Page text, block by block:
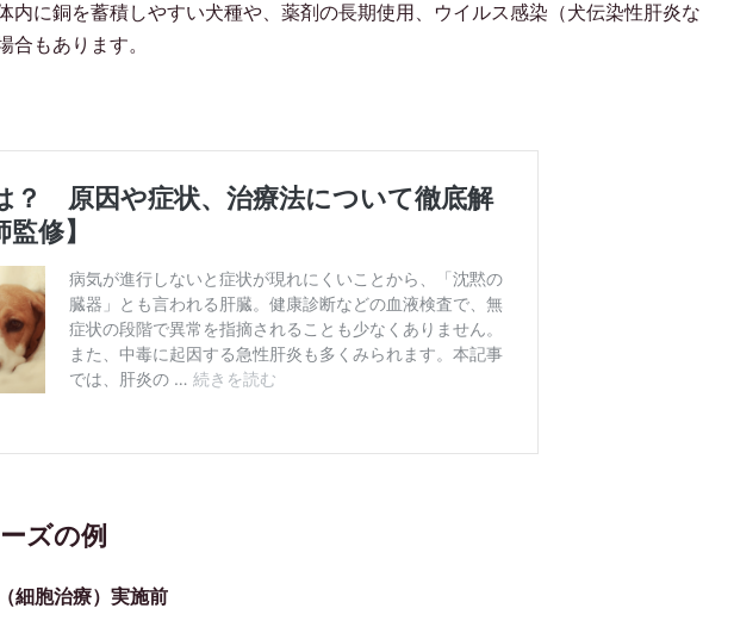
内に銅を蓄積しやすい犬種や、薬剤の長期使用、ウイルス感染（犬伝染性肝炎な
合もあります。
ズの例
胞治療）実施前